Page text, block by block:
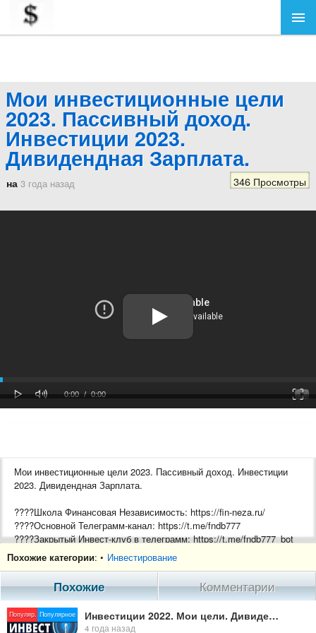
Мои инвестиционные цели
2023. Пассивный доход.
Инвестиции 2023.
Дивидендная Зарплата.
на 3 года назад 346 Просмотры
Current
0:00 / Duration
0:00
Мои инвестиционные цели 2023. Пассивный доход. Инвестиции
2023. Дивидендная Зарплата.
????Школа Финансовая Независимость: https://fin-neza.ru/
????Основной Телеграмм-канал: https://t.me/fndb777
????Закрытый Инвест-клуб в телеграмм: https://t.me/fndb777_bot
ЛИТЕРАТУРА ДЛЯ ИНВЕСТОРА со скидкой 10%:
литературы:
https://goo.su/Dpd
при переходе по ссылке выпадет уведомление о том, что нужно
Похожие категории: • Инвестирование
Похожие Комментарии
Популяр. Популярное Инвестиции 2022. Мои цели. Дивидендная Зарплата. Инвестиционный портфель.
4 года назад